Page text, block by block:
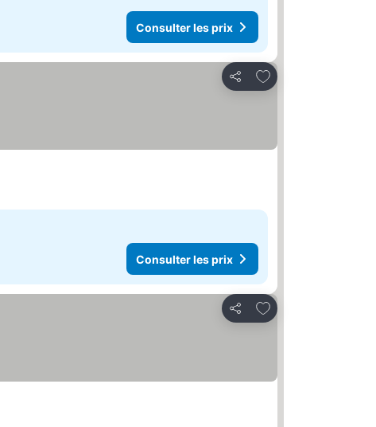
Consulter les prix
Partager
Ajouter à mes favoris
Consulter les prix
Partager
Ajouter à mes favoris